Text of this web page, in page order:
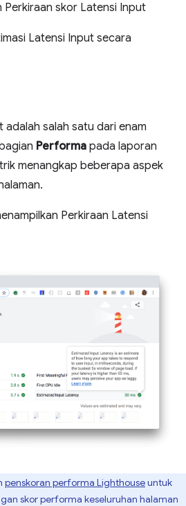
Perkiraan skor Latensi Input
Latensi Input secara
adalah salah satu dari enam
Performa pada laporan
menangkap beberapa aspek
Perkiraan Latensi
penskoran performa Lighthouseuntuk
skor performa keseluruhan halaman